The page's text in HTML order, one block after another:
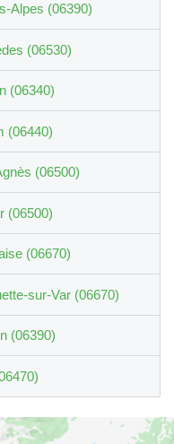
Alpes (06390)
(06530)
(06340)
(06440)
(06500)
(06500)
(06670)
sur-Var (06670)
(06390)